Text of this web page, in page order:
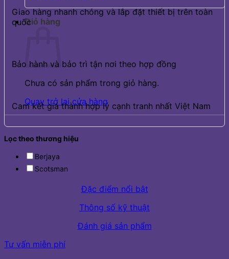
Giỏ hàng
Chưa có sản phẩm trong giỏ hàng.
Quay trở lại cửa hàng
Giao hàng nhanh chóng và lắp đặt thiết bị trên toàn
quốc
Bảo hành và bảo trì tận nơi theo hợp đồng
Cam kết giá thành hợp lý cạnh tranh nhất Việt Nam
Lọc theo thương hiệu
Berjaya
Scotsman
Đặc điểm nổi bật
Thông số kỹ thuật
Đánh giá sản phẩm
Tư vấn miễn phí